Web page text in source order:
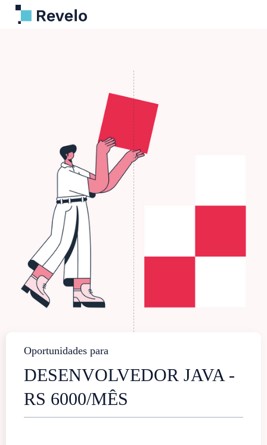
Oportunidades para
DESENVOLVEDOR JAVA -
RS 6000/MÊS